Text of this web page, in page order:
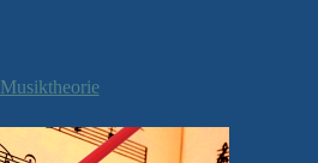
Musiktheorie